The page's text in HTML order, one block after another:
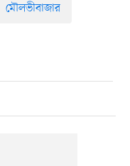
মৌলভীবাজার